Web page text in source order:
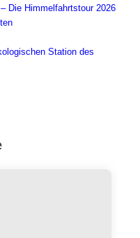
Die Himmelfahrtstour 2026
Station des